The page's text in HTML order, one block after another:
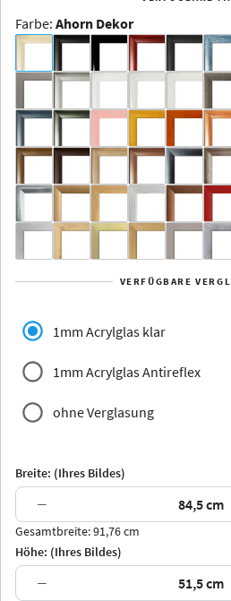
Dakota -
Rahmenloser
Aluminium
Yukon
Jersey Dauphine
Arran Luzern
Farbe: Ahorn Dekor
VERFÜGBARE
1mm Acrylglas klar
1mm Acrylglas Antireflex
ohne Verglasung
Breite: (Ihres Bildes)
−
Gesamtbreite: 91,76 cm
Höhe: (Ihres Bildes)
−